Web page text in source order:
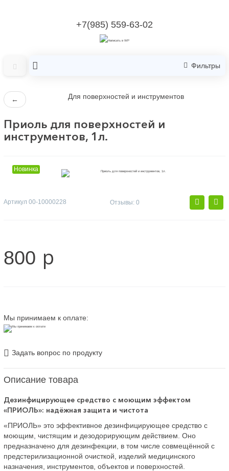
+7(985) 559-63-02
Фильтры
← Для поверхностей и инструментов
Приоль для поверхностей и
инструментов, 1л.
Новинка
Артикул 00-10000228 Отзывы: 0
800 p
Мы принимаем к оплате:
Задать вопрос по продукту
Описание товара
Дезинфицирующее средство с моющим эффектом
«ПРИОЛЬ»: надёжная защита и чистота
«ПРИОЛЬ» это эффективное дезинфицирующее средство с
моющим, чистящим и дезодорирующим действием. Оно
предназначено для дезинфекции, в том числе совмещённой с
предстерилизационной очисткой, изделий медицинского
назначения, инструментов, объектов и поверхностей.